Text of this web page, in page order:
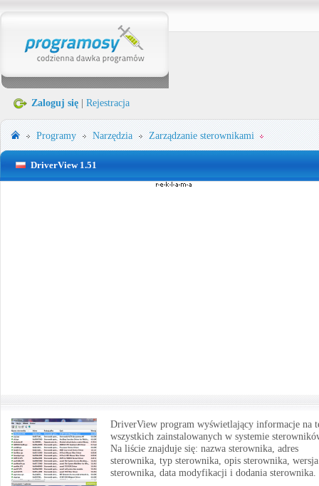
Zaloguj się Rejestracja
Programy Narzędzia Zarządzanie sterownikami
DriverView 1.51
DriverView program wyświetlający informacje na
wszystkich zainstalowanych w systemie
Na liście znajduje się: nazwa sterownika, adres
sterownika, typ sterownika, opis sterownika, wersja
sterownika, data modyfikacji i dodania sterownika.